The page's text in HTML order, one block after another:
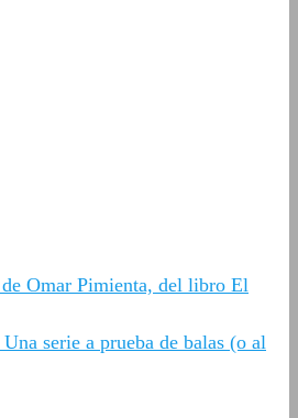
de Omar Pimienta, del libro El
serie a prueba de balas (o al